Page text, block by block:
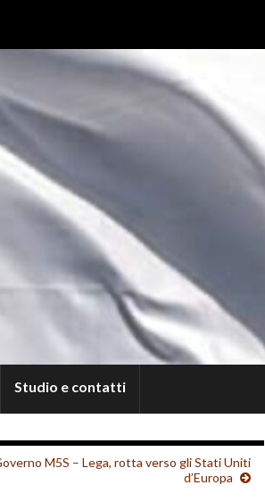
Studio e contatti
M5S – Lega, rotta verso gli Stati Uniti
d’Europa